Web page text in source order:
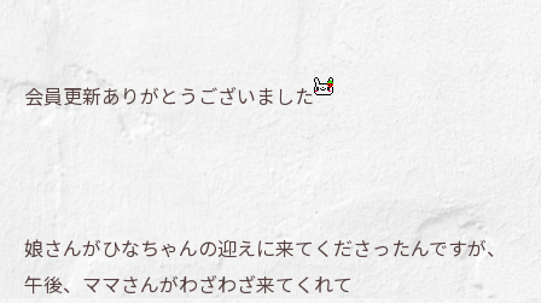
会員更新ありがとうございました
娘さんがひなちゃんの迎えに来てくださったんですが、
午後、ママさんがわざわざ来てくれて